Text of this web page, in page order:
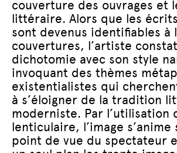
couverture des ouvrages et
littéraire. Alors que les
sont devenus identifiables à
couvertures, l’artiste
dichotomie avec son style
invoquant des thèmes
existentialistes qui
à s’éloigner de la tradition
moderniste. Par l’utilisation
lenticulaire, l’image s’anime
point de vue du spectateur